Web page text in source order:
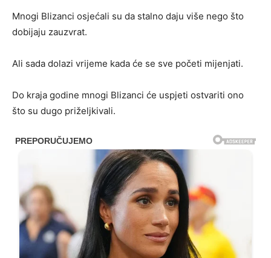
Mnogi Blizanci osjećali su da stalno daju više nego što
dobijaju zauzvrat.
Ali sada dolazi vrijeme kada će se sve početi mijenjati.
Do kraja godine mnogi Blizanci će uspjeti ostvariti ono
što su dugo priželjkivali.